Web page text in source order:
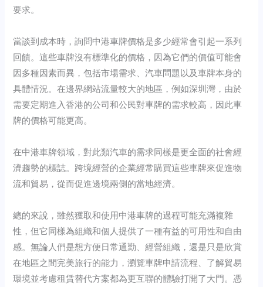
要求。
當談到成本時，詢問中港車牌價格是多少經常會引起一系列
回饋。這些車牌沒有標準化的價格，因為它們的價值可能會
因多種因素而異，包括市場需求、汽車問題以及車牌本身的
具體情況。在邊界網站流量較大的地區，例如深圳灣，由於
需要定期進入香港的公司和公民對車牌的需求較高，因此車
牌的價格可能更高。
在中港車牌領域，對此類汽車的需求同樣是更全面的社會經
濟趨勢的標誌。跨境經營的企業經常購買這些車牌來促進物
流和貿易，從而促進邊境兩側的當地經濟。
總的來說，雖然獲取和使用中港車牌的過程可能充滿複雜
性，但它同樣為組織和個人提供了一種有益的可用性和自由
感。無論人們是想方便日常通勤、經營組織，還是只是欣賞
在地區之間完美旅行的能力，瀏覽車牌申請流程、了解貿易
環境並考慮租賃替代方案都為更互聯的體驗打開了大門。憑